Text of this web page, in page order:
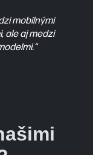
mobilnými
ale aj medzi